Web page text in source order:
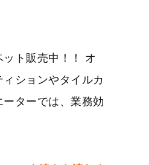
ト販売中！！ オ
ションやタイルカ
ターでは、業務効